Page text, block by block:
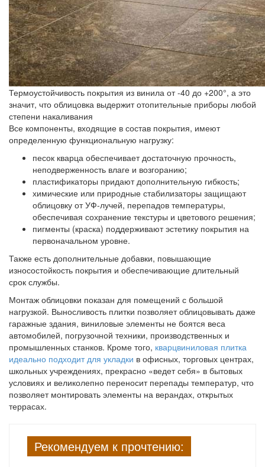
Термоустойчивость покрытия из винила от -40 до +200°, а это
значит, что облицовка выдержит отопительные приборы любой
степени накаливания
Все компоненты, входящие в состав покрытия, имеют
определенную функциональную нагрузку:
песок кварца обеспечивает достаточную прочность,
неподверженность влаге и возгоранию;
пластификаторы придают дополнительную гибкость;
химические или природные стабилизаторы защищают
облицовку от УФ-лучей, перепадов температуры,
обеспечивая сохранение текстуры и цветового решения;
пигменты (краска) поддерживают эстетику покрытия на
первоначальном уровне.
Также есть дополнительные добавки, повышающие
износостойкость покрытия и обеспечивающие длительный
срок службы.
Монтаж облицовки показан для помещений с большой
нагрузкой. Выносливость плитки позволяет облицовывать даже
гаражные здания, виниловые элементы не боятся веса
автомобилей, погрузочной техники, производственных и
промышленных станков. Кроме того, кварцвиниловая плитка
идеально подходит для укладки в офисных, торговых центрах,
школьных учреждениях, прекрасно «ведет себя» в бытовых
условиях и великолепно переносит перепады температур, что
позволяет монтировать элементы на верандах, открытых
террасах.
Рекомендуем к прочтению: